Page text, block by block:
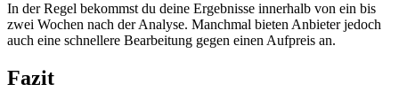
In der Regel bekommst du deine⁤ Ergebnisse innerhalb von ein bis​
zwei‌ Wochen‍ nach der Analyse.‌ Manchmal bieten Anbieter⁤ jedoch
auch eine schnellere Bearbeitung gegen einen Aufpreis​ an.
Fazit